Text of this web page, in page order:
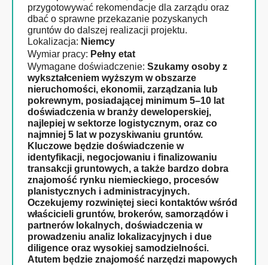
przygotowywać rekomendacje dla zarządu oraz
dbać o sprawne przekazanie pozyskanych
gruntów do dalszej realizacji projektu.
Lokalizacja: Niemcy
Wymiar pracy: Pełny etat
Wymagane doświadczenie: Szukamy osoby z
wykształceniem wyższym w obszarze
nieruchomości, ekonomii, zarządzania lub
pokrewnym, posiadającej minimum 5–10 lat
doświadczenia w branży deweloperskiej,
najlepiej w sektorze logistycznym, oraz co
najmniej 5 lat w pozyskiwaniu gruntów.
Kluczowe będzie doświadczenie w
identyfikacji, negocjowaniu i finalizowaniu
transakcji gruntowych, a także bardzo dobra
znajomość rynku niemieckiego, procesów
planistycznych i administracyjnych.
Oczekujemy rozwiniętej sieci kontaktów wśród
właścicieli gruntów, brokerów, samorządów i
partnerów lokalnych, doświadczenia w
prowadzeniu analiz lokalizacyjnych i due
diligence oraz wysokiej samodzielności.
Atutem będzie znajomość narzędzi mapowych